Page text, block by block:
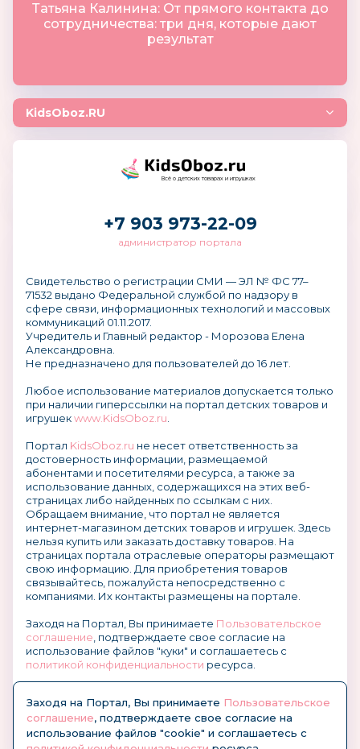
Татьяна Калинина: От прямого контакта до
сотрудничества: три дня, которые дают
результат
KidsOboz.RU
Всё о детских товарах и игрушках
+7 903 973-22-09
администратор портала
Свидетельство о регистрации СМИ — ЭЛ № ФС 77–
71532 выдано Федеральной службой по надзору в
сфере связи, информационных технологий и массовых
коммуникаций 01.11.2017.
Учредитель и Главный редактор - Морозова Елена
Александровна.
Не предназначено для пользователей до 16 лет.
Любое использование материалов допускается только
при наличии гиперссылки на портал детских товаров и
игрушекwww.KidsOboz.ru
Портал KidsOboz.ru не несет ответственность за
достоверность информации, размещаемой
абонентами и посетителями ресурса, а также за
использование данных, содержащихся на этих веб-
страницах либо найденных по ссылкам с них.
Обращаем внимание, что портал не является
интернет-магазином детских товаров и игрушек. Здесь
нельзя купить или заказать доставку товаров. На
страницах портала отраслевые операторы размещают
свою информацию. Для приобретения товаров
связывайтесь, пожалуйста непосредственно с
компаниями. Их контакты размещены на портале.
Заходя на Портал, Вы принимаете Пользовательское
соглашение , подтверждаете свое согласие на
использование файлов "куки" и соглашаетесь с
политикой конфиденциальности ресурса.
Заходя на Портал, Вы принимаете Пользовательское
соглашение, подтверждаете свое согласие на
использование файлов "cookie" и соглашаетесь с